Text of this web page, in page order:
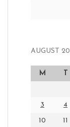
AUGUST
M T
3 4
10 11